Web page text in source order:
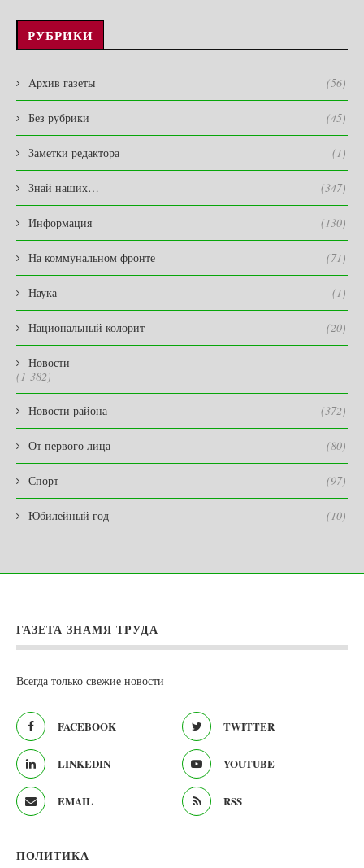
РУБРИКИ
Архив газеты (56)
Без рубрики (45)
Заметки редактора (1)
Знай наших… (347)
Информация (130)
На коммунальном фронте (71)
Наука (1)
Национальный колорит (20)
Новости
(1 382)
Новости района (372)
От первого лица (80)
Спорт (97)
Юбилейный год (10)
ГАЗЕТА ЗНАМЯ ТРУДА
Всегда только свежие новости
FACEBOOK TWITTER
LINKEDIN YOUTUBE
EMAIL RSS
ПОЛИТИКА